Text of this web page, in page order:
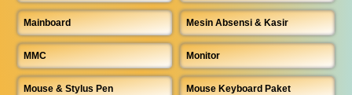
Mainboard Mesin Absensi & Kasir
MMC Monitor
Mouse & Stylus Pen Mouse Keyboard Paket